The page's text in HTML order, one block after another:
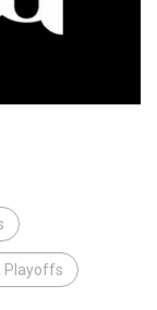
Playoffs